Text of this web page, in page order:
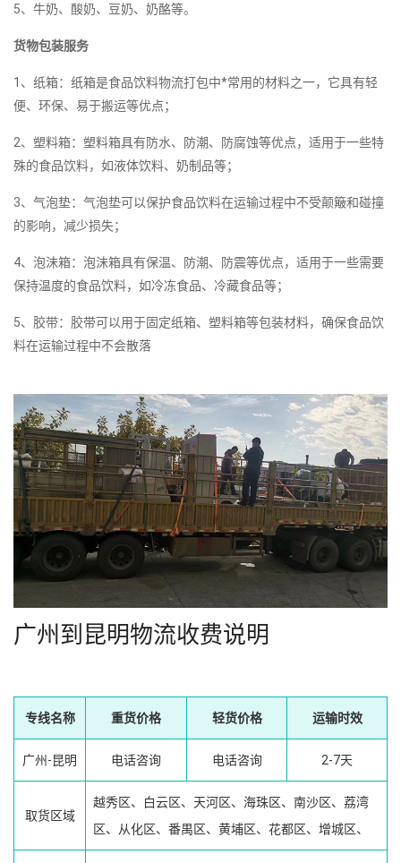
5、牛奶、酸奶、豆奶、奶酪等。
货物包装服务
1、纸箱：纸箱是食品饮料物流打包中*常用的材料之一，它具有轻
便、环保、易于搬运等优点；
2、塑料箱：塑料箱具有防水、防潮、防腐蚀等优点，适用于一些特
殊的食品饮料，如液体饮料、奶制品等；
3、气泡垫：气泡垫可以保护食品饮料在运输过程中不受颠簸和碰撞
的影响，减少损失；
4、泡沫箱：泡沫箱具有保温、防潮、防震等优点，适用于一些需要
保持温度的食品饮料，如冷冻食品、冷藏食品等；
5、胶带：胶带可以用于固定纸箱、塑料箱等包装材料，确保食品饮
料在运输过程中不会散落
广州到昆明物流收费说明
专线名称 重货价格 轻货价格 运输时效
广州-昆明 电话咨询 电话咨询 2-7天
取货区域
越秀区、白云区、天河区、海珠区、南沙区、荔湾
区、从化区、番禺区、黄埔区、花都区、增城区、